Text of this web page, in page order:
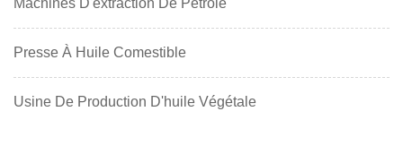
Presse À Huile Comestible
Usine De Production D'huile Végétale